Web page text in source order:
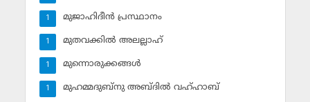
മുജാഹിദീന്‍ പ്രസ്ഥാനം
1
മുതവക്കില്‍ അലല്ലാഹ്
1
മുന്നൊരുക്കങ്ങള്‍
1
മുഹമ്മദുബ്‌നു അബ്ദില്‍ വഹ്ഹാബ്
1